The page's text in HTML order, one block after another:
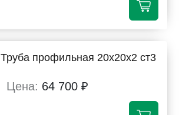
Труба профильная 20х20х2 ст3
64 700 ₽